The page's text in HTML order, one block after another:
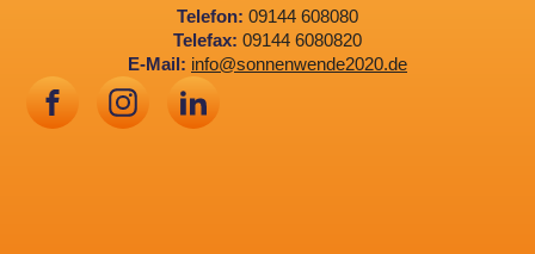
Telefon: 09144 608080
Telefax: 09144 6080820
E-Mail: info@sonnenwende2020.de